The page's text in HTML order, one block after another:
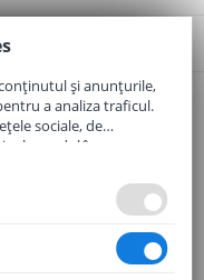
și anunțurile,
a analiza traficul.
sociale, de
la modul în care
cu alte informații